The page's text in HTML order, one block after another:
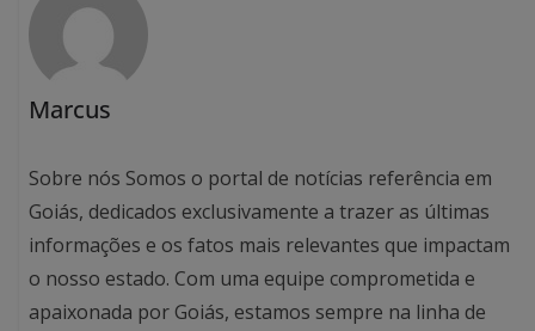
Marcus
Sobre nós Somos o portal de notícias referência em
Goiás, dedicados exclusivamente a trazer as últimas
informações e os fatos mais relevantes que impactam
o nosso estado. Com uma equipe comprometida e
apaixonada por Goiás, estamos sempre na linha de